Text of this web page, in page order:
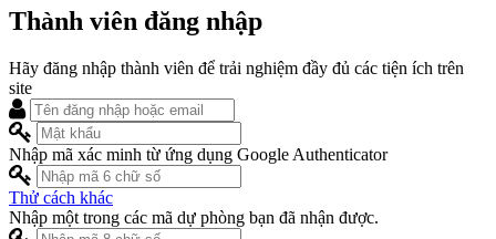
Thành viên đăng nhập
Hãy đăng nhập thành viên để trải nghiệm đầy đủ các tiện ích trên
site
Nhập mã xác minh từ ứng dụng Google Authenticator
Thử cách khác
Nhập một trong các mã dự phòng bạn đã nhận được.